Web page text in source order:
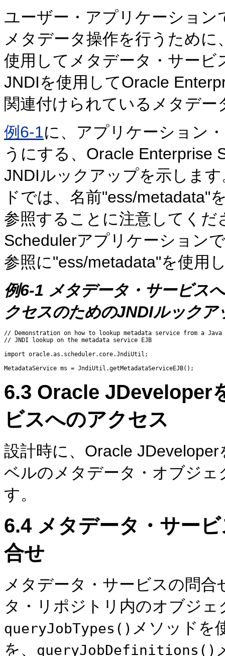
ユーザー・アプリケーショ
メタデータ操作を行うため
使用してメタデータ・サー
JNDIを使用してOracle
関連付けられているメタデ
例6-1に、アプリケーション
うにする、Oracle Enterprise
JNDIルックアップを示します
ドでは、名前"ess/metadata"
参照することに注意してくだ
Schedulerアプリケーション
参照に"ess/metadata"を使用
例6-1 メタデータ・サービス
クセスのためのJNDIルックア
// Demonstration on how to lookup metadata service from a
// JNDI lookup on the metadata service EJB
import oracle.as.scheduler.core.JndiUtil;
6.3 Oracle JDeveloper
ビスへのアクセス
設計時に、Oracle
ベルのメタデータ・オブジ
す。
6.4 メタデータ・サー
合せ
メタデータ・サービスの問
タ・リポジトリ内のオブジ
queryJobTypes() メソッドを
を、 queryJobDefinitions()